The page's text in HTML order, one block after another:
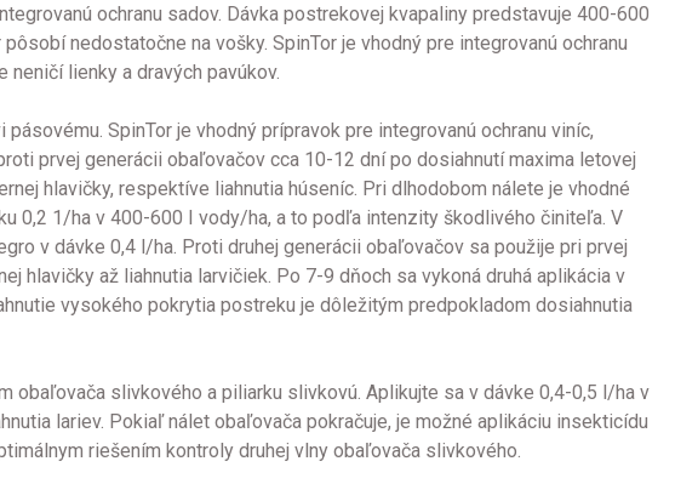
ochranu sadov. Dávka postrekovej kvapaliny predstavuje 400-600
nedostatočne na vošky. SpinTor je vhodný pre integrovanú ochranu
lienky a dravých pavúkov.
SpinTor je vhodný prípravok pre integrovanú ochranu viníc,
prvej generácii obaľovačov cca 10-12 dní po dosiahnutí maxima letovej
hlavičky, respektíve liahnutia húseníc. Pri dlhodobom nálete je vhodné
0,2 1/ha v 400-600 I vody/ha, a to podľa intenzity škodlivého činiteľa. V
v dávke 0,4 l/ha. Proti druhej generácii obaľovačov sa použije pri prvej
hlavičky až liahnutia larvičiek. Po 7-9 dňoch sa vykoná druhá aplikácia v
vysokého pokrytia postreku je dôležitým predpokladom dosiahnutia
obaľovača slivkového a piliarku slivkovú. Aplikujte sa v dávke 0,4-0,5 l/ha v
lariev. Pokiaľ nálet obaľovača pokračuje, je možné aplikáciu insekticídu
riešením kontroly druhej vlny obaľovača slivkového.